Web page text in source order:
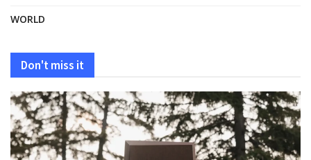
WORLD
Don't miss it